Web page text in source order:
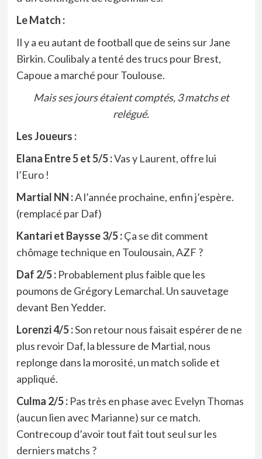
Le Match :
Il y a eu autant de football que de seins sur Jane
Birkin. Coulibaly a tenté des trucs pour Brest,
Capoue a marché pour Toulouse.
Mais ses jours étaient comptés, 3 matchs et
relégué.
Les Joueurs :
Elana Entre 5 et 5/5 :Vas y Laurent, offre lui
l’Euro !
Martial NN :A l’année prochaine, enfin j’espère.
(remplacé par Daf)
Kantari et Baysse 3/5 :Ça se dit comment
chômage technique en Toulousain, AZF ?
Daf 2/5 : Probablement plus faible que les
poumons de Grégory Lemarchal. Un sauvetage
devant Ben Yedder.
Lorenzi 4/5 :Son retour nous faisait espérer de ne
plus revoir Daf, la blessure de Martial, nous
replonge dans la morosité, un match solide et
appliqué.
Culma 2/5 : Pas très en phase avec Evelyn Thomas
(aucun lien avec Marianne) sur ce match.
Contrecoup d’avoir tout fait tout seul sur les
derniers matchs ?